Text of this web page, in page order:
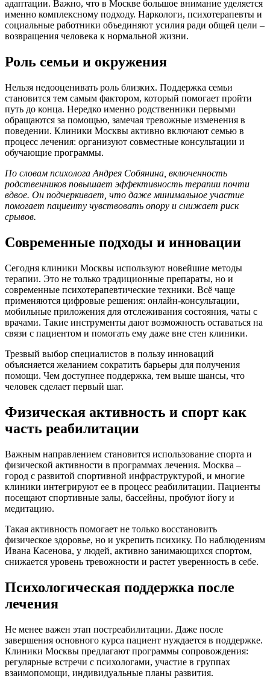
адаптации. Важно, что в Москве большое внимание уделяется
именно комплексному подходу. Наркологи, психотерапевты и
социальные работники объединяют усилия ради общей цели –
возвращения человека к нормальной жизни.
Роль семьи и окружения
Нельзя недооценивать роль близких. Поддержка семьи
становится тем самым фактором, который помогает пройти
путь до конца. Нередко именно родственники первыми
обращаются за помощью, замечая тревожные изменения в
поведении. Клиники Москвы активно включают семью в
процесс лечения: организуют совместные консультации и
обучающие программы.
По словам психолога Андрея Собянина, включенность
родственников повышает эффективность терапии почти
вдвое. Он подчеркивает, что даже минимальное участие
помогает пациенту чувствовать опору и снижает риск
срывов.
Современные подходы и инновации
Сегодня клиники Москвы используют новейшие методы
терапии. Это не только традиционные препараты, но и
современные психотерапевтические техники. Всё чаще
применяются цифровые решения: онлайн-консультации,
мобильные приложения для отслеживания состояния, чаты с
врачами. Такие инструменты дают возможность оставаться на
связи с пациентом и помогать ему даже вне стен клиники.
Трезвый выбор специалистов в пользу инноваций
объясняется желанием сократить барьеры для получения
помощи. Чем доступнее поддержка, тем выше шансы, что
человек сделает первый шаг.
Физическая активность и спорт как
часть реабилитации
Важным направлением становится использование спорта и
физической активности в программах лечения. Москва –
город с развитой спортивной инфраструктурой, и многие
клиники интегрируют ее в процесс реабилитации. Пациенты
посещают спортивные залы, бассейны, пробуют йогу и
медитацию.
Такая активность помогает не только восстановить
физическое здоровье, но и укрепить психику. По наблюдениям
Ивана Касенова, у людей, активно занимающихся спортом,
снижается уровень тревожности и растет уверенность в себе.
Психологическая поддержка после
лечения
Не менее важен этап постреабилитации. Даже после
завершения основного курса пациент нуждается в поддержке.
Клиники Москвы предлагают программы сопровождения:
регулярные встречи с психологами, участие в группах
взаимопомощи, индивидуальные планы развития.